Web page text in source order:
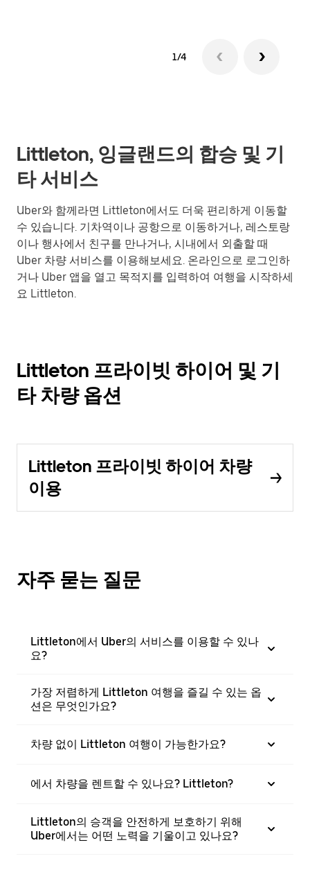
1/4
Littleton, 잉글랜드의 합승 및 기
타 서비스
Uber와 함께라면 Littleton에서도 더욱 편리하게 이동할
수 있습니다. 기차역이나 공항으로 이동하거나, 레스토랑
이나 행사에서 친구를 만나거나, 시내에서 외출할 때
Uber 차량 서비스를 이용해보세요. 온라인으로 로그인하
거나 Uber 앱을 열고 목적지를 입력하여 여행을 시작하세
요 Littleton.
Littleton 프라이빗 하이어 및 기
타 차량 옵션
Littleton 프라이빗 하이어 차량
이용
자주 묻는 질문
Littleton에서 Uber의 서비스를 이용할 수 있나
요?
가장 저렴하게 Littleton 여행을 즐길 수 있는 옵
션은 무엇인가요?
차량 없이 Littleton 여행이 가능한가요?
에서 차량을 렌트할 수 있나요? Littleton?
Littleton의 승객을 안전하게 보호하기 위해
Uber에서는 어떤 노력을 기울이고 있나요?